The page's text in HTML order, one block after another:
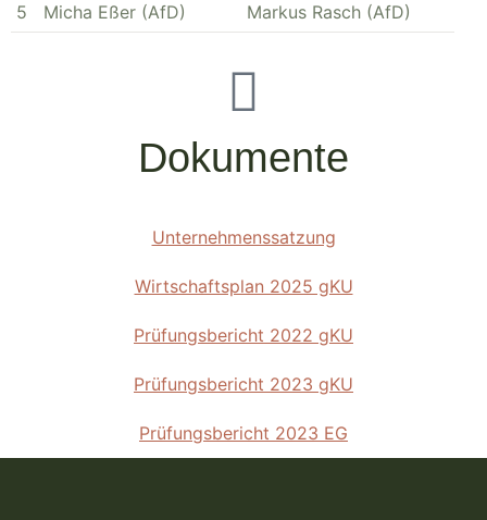
5
Micha Eßer (AfD) Markus Rasch (AfD)
Dokumente
Unternehmenssatzung
Wirtschaftsplan 2025 gKU
Prüfungsbericht 2022 gKU
Prüfungsbericht 2023 gKU
Prüfungsbericht 2023 EG